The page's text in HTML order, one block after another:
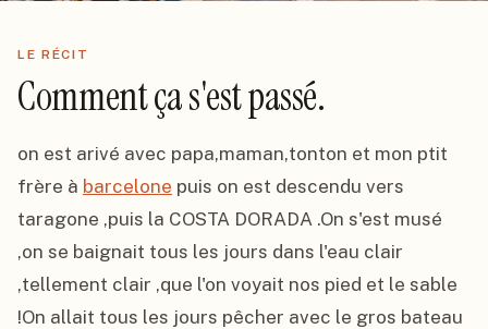
LE RÉCIT
Comment ça s'est passé.
on est arivé avec papa,maman,tonton et mon ptit
frère à barcelone puis on est descendu vers
taragone ,puis la COSTA DORADA .On s'est musé
,on se baignait tous les jours dans l'eau clair
,tellement clair ,que l'on voyait nos pied et le sable
!On allait tous les jours pêcher avec le gros bateau